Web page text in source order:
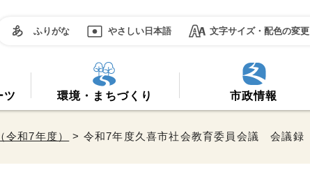
ふりがな やさしい日本語 文字サイズ・配色の変更
ツ 環境・まちづくり 市政情報
令和7年度） > 令和7年度久喜市社会教育委員会議 会議録